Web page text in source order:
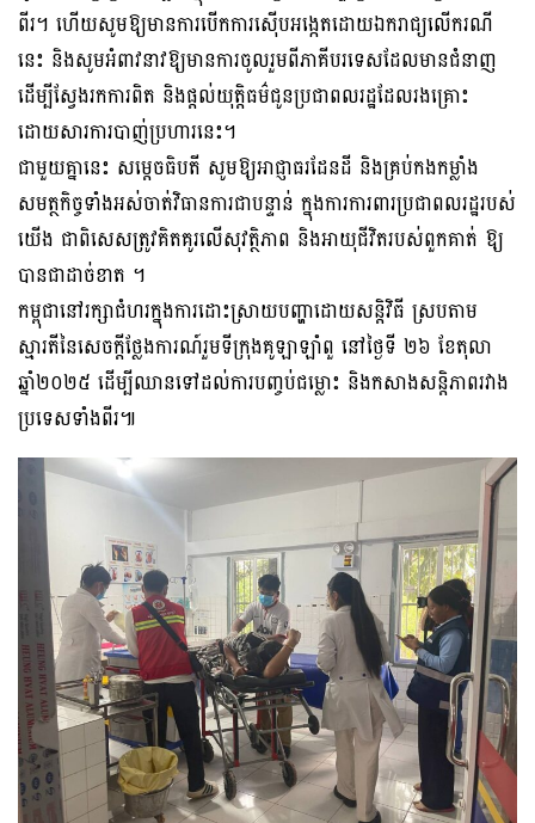
ពីរ។ ហើយសូមឱ្យមានការបើកការស៊ើបអង្កេតដោយឯករាជ្យលើករណី
នេះ និងសូមអំពាវនាវឱ្យមានការចូលរួមពីភាគីបរទេសដែលមានជំនាញ
ដើម្បីស្វែងរកការពិត និងផ្តល់យុត្តិធម៌ជូនប្រជាពលរដ្ឋដែលរងគ្រោះ
ដោយសារការបាញ់ប្រហារនេះ។
ជាមួយគ្នានេះ សម្តេចធិបតី សូមឱ្យអាជ្ញាធរដែនដី និងគ្រប់កងកម្លាំង
សមត្ថកិច្ចទាំងអស់ចាត់វិធានការជាបន្ទាន់ ក្នុងការការពារប្រជាពលរដ្ឋរបស់
យើង ជាពិសេសត្រូវគិតគូរលើសុវត្ថិភាព និងអាយុជីវិតរបស់ពួកគាត់ ឱ្យ
បានជាដាច់ខាត ។
កម្ពុជានៅរក្សាជំហរក្នុងការដោះស្រាយបញ្ហាដោយសន្តិវិធី ស្របតាម
ស្មារតីនៃសេចក្តីថ្លែងការណ៍រួមទីក្រុងគូឡាឡាំពួ នៅថ្ងៃទី ២៦ ខែតុលា
ឆ្នាំ២០២៥ ដើម្បីឈានទៅដល់ការបញ្ចប់ជម្លោះ និងកសាងសន្តិភាពរវាង
ប្រទេសទាំងពីរ៕